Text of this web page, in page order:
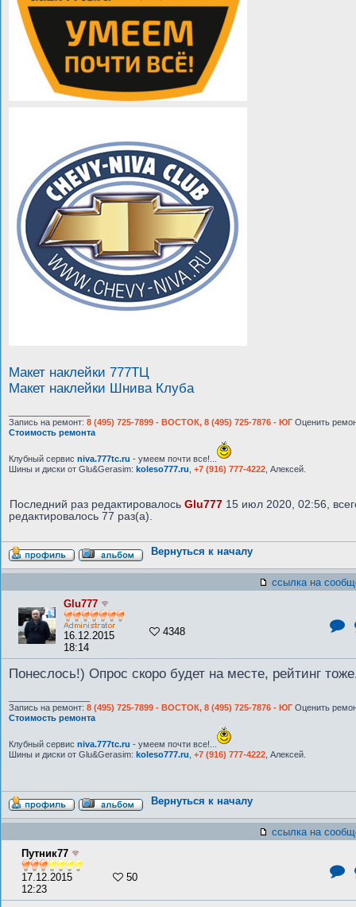
Макет наклейки 777ТЦ
Макет наклейки Шнива Клуба
Запись на ремонт: 8 (495) 725-7899 - ВОСТОК, 8 (495) 725-7876 - ЮГ Оценить
Стоимость ремонта
Клубный сервис niva.777tc.ru - умеем почти все!...
Шины и диски от Glu&Gerasim: koleso777.ru +7 (916) 777-4222 , Алексей.
Последний раз редактировалось Glu777 15 июл 2020, 02:56,
редактировалось 77 раз(а).
Вернуться к началу
ссылка на
Glu777
16.12.2015
18:14
4348
Понеслось!) Опрос скоро будет на месте, рейтинг
Запись на ремонт: 8 (495) 725-7899 - ВОСТОК, 8 (495) 725-7876 - ЮГ Оценить
Стоимость ремонта
Клубный сервис niva.777tc.ru - умеем почти все!...
Шины и диски от Glu&Gerasim: koleso777.ru +7 (916) 777-4222 , Алексей.
Вернуться к началу
ссылка на
Путник77
17.12.2015
12:23
50